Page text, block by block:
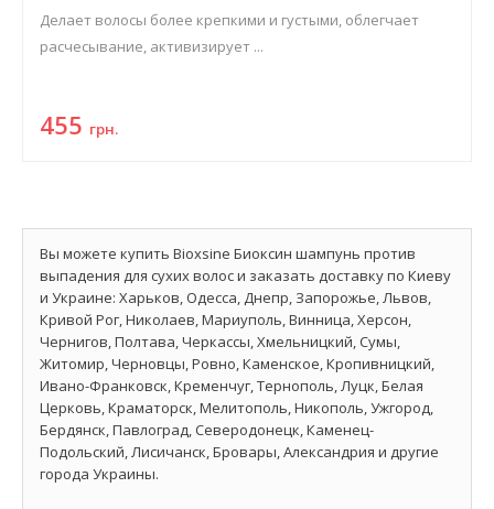
Делает волосы более крепкими и густыми, облегчает
расчесывание, активизирует ...
455 грн.
Вы можете купить Bioxsine Биоксин шампунь против
выпадения для сухих волос и заказать доставку по Киеву
и Украине: Харьков, Одесса, Днепр, Запорожье, Львов,
Кривой Рог, Николаев, Мариуполь, Винница, Херсон,
Чернигов, Полтава, Черкассы, Хмельницкий, Сумы,
Житомир, Черновцы, Ровно, Каменское, Кропивницкий,
Ивано-Франковск, Кременчуг, Тернополь, Луцк, Белая
Церковь, Краматорск, Мелитополь, Никополь, Ужгород,
Бердянск, Павлоград, Северодонецк, Каменец-
Подольский, Лисичанск, Бровары, Александрия и другие
города Украины.